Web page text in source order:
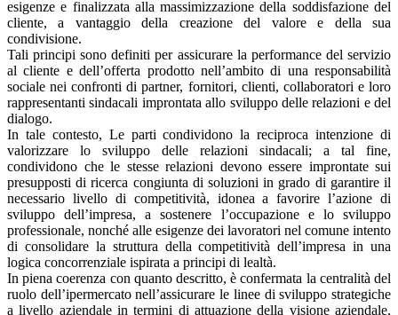
esigenze e finalizzata alla massimizzazione della soddisfazione del
cliente, a vantaggio della creazione del valore e della sua
condivisione.
Tali principi sono definiti per assicurare la performance del servizio
al cliente e dell’offerta prodotto nell’ambito di una responsabilità
sociale nei confronti di partner, fornitori, clienti, collaboratori e loro
rappresentanti sindacali improntata allo sviluppo delle relazioni e del
dialogo.
In tale contesto, Le parti condividono la reciproca intenzione di
valorizzare lo sviluppo delle relazioni sindacali; a tal fine,
condividono che le stesse relazioni devono essere improntate sui
presupposti di ricerca congiunta di soluzioni in grado di garantire il
necessario livello di competitività, idonea a favorire l’azione di
sviluppo dell’impresa, a sostenere l’occupazione e lo sviluppo
professionale, nonché alle esigenze dei lavoratori nel comune intento
di consolidare la struttura della competitività dell’impresa in una
logica concorrenziale ispirata a principi di lealtà.
In piena coerenza con quanto descritto, è confermata la centralità del
ruolo dell’ipermercato nell’assicurare le linee di sviluppo strategiche
a livello aziendale in termini di attuazione della visione aziendale,